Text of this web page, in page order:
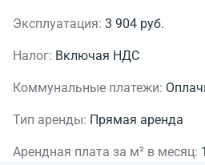
Эксплуатация: 3 904 руб.
Налог: Включая НДС
Коммунальные платежи:
Тип аренды: Прямая аренда
Арендная плата за м² в месяц: